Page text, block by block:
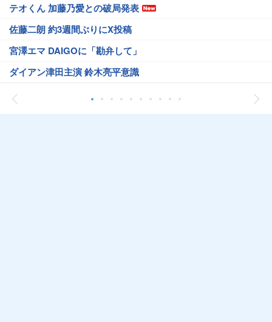
テオくん 加藤乃愛との破局発表
佐藤二朗 約3週間ぶりにX投稿
宮澤エマ DAIGOに「勘弁して」
ダイアン津田主演 鈴木亮平意識